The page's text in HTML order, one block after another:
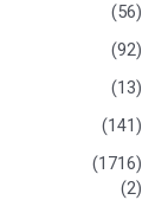
(56)
(92)
(13)
(141)
(1716)
(2)